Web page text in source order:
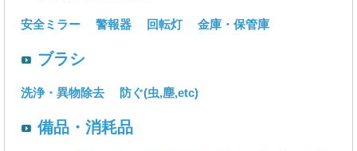
安全ミラー 警報器 回転灯 金庫・保管庫
ブラシ
洗浄・異物除去 防ぐ(虫,塵,etc)
備品・消耗品